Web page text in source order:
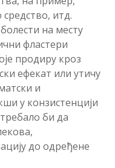
итд.
на месту
фластери
продиру кроз
ефекат или утичу
и
у конзистенцији
би да
до одређене